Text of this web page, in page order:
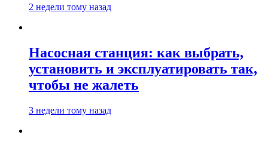
2 недели тому назад
Насосная станция: как выбрать,
установить и эксплуатировать так,
чтобы не жалеть
3 недели тому назад